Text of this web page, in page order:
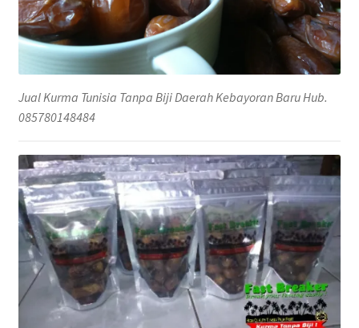
Jual Kurma Tunisia Tanpa Biji Daerah Kebayoran Baru Hub.
085780148484